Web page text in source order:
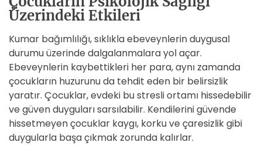
Üzerindeki Etkileri
Kumar bağımlılığı, sıklıkla ebeveynlerin duygusal
durumu üzerinde dalgalanmalara yol açar.
Ebeveynlerin kaybettikleri her para, aynı zamanda
çocukların huzurunu da tehdit eden bir belirsizlik
yaratır. Çocuklar, evdeki bu stresli ortamı hissedebilir
ve güven duyguları sarsılabilir. Kendilerini güvende
hissetmeyen çocuklar kaygı, korku ve çaresizlik gibi
duygularla başa çıkmak zorunda kalırlar.